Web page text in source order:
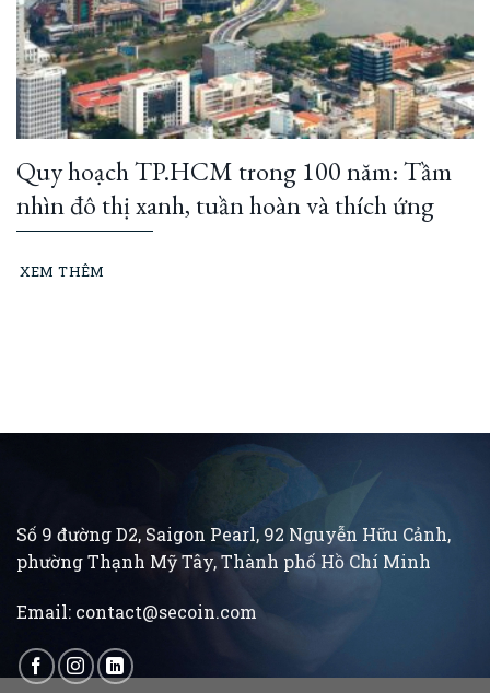
Quy hoạch TP.HCM trong 100 năm: Tầm
nhìn đô thị xanh, tuần hoàn và thích ứng
XEM THÊM
Số 9 đường D2, Saigon Pearl, 92 Nguyễn Hữu Cảnh,
phường Thạnh Mỹ Tây, Thành phố Hồ Chí Minh
Email: contact@secoin.com